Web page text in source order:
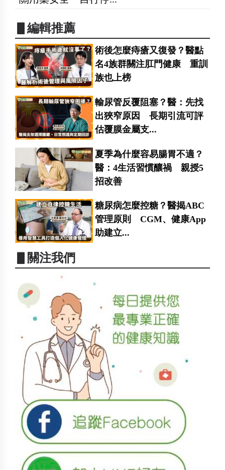
▋編輯推薦
術後怎麼痔瘡又復發？醫點
名4族群關注肛門健康 重訓
族也上榜
輸尿管反覆阻塞？醫：先找
出狹窄原因 長期引流可評
估覆膜金屬支...
夏季為什麼容易腸胃不適？
醫：4生活習慣釀禍 親授5
招改善
糖尿病怎麼控糖？醫揭ABC
管理原則 CGM、健康App
助建立...
▋關注我們